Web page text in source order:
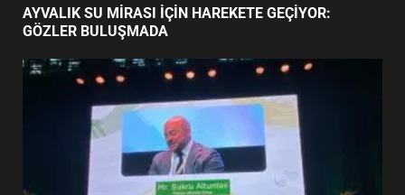
2
EİB’DE KRİTİK ATAMA:
SÜRDÜRÜLEBİLİRLİKTE NE
DEĞİŞECEK?
AYVALIK SU MİRASI İÇİN HAREKETE GEÇİYOR:
GÖZLER BULUŞMADA